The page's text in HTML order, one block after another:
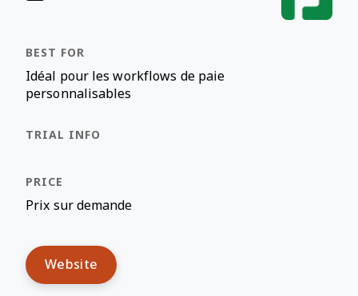
Idéal pour les workflows de paie
personnalisables
Prix sur demande
Website